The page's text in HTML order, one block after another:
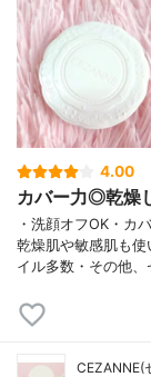
4.00
カバー力◎乾燥
・洗顔オフOK・カ
乾燥肌や敏感肌も
イル多数・その他
CEZANNE(